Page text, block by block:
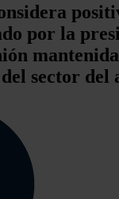
por la
sector del